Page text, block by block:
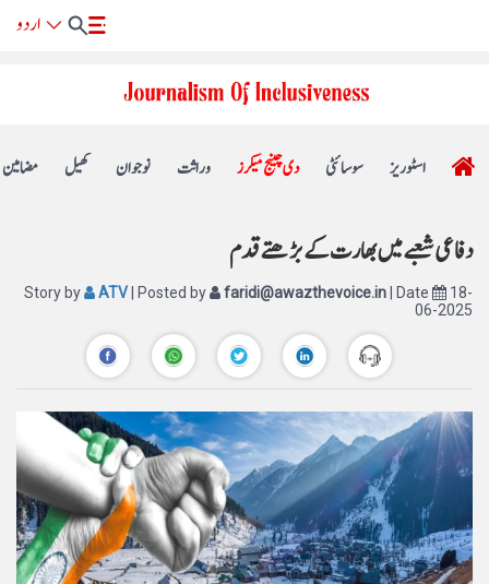
مضامین کھیل نوجوان وراثت دی چینج میکرز سوسائٹی اسٹوریز
دفاعی شعبے میں بھارت کے بڑھتے قدم
Story by ATV | Posted by faridi@awazthevoice.in | Date
18-
06-2025